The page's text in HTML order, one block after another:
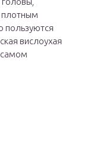
плотным
пользуются
вислоухая
самом